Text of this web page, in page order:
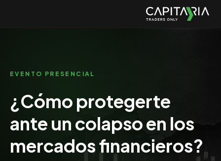
EVENTO PRESENCIAL
¿Cómo protegerte
ante un colapso en los
mercados financieros?